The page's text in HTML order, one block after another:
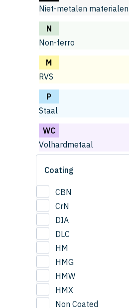
Niet-metalen materialen
N
Non-ferro
M
RVS
P
Staal
WC
Volhardmetaal
Coating
CBN
CrN
DIA
DLC
HM
HMG
HMW
HMX
Non Coated